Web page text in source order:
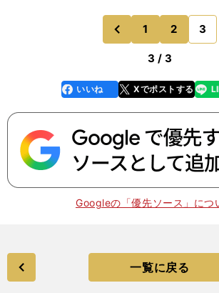
前
のページへ
1 2 3
3 / 3
faceboo
k
いいね Xでポストする
line
Googleの「優先ソース」につ
一覧に戻る